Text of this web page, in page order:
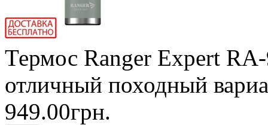
Термос Ranger Expert
отличный походный
949.00грн.